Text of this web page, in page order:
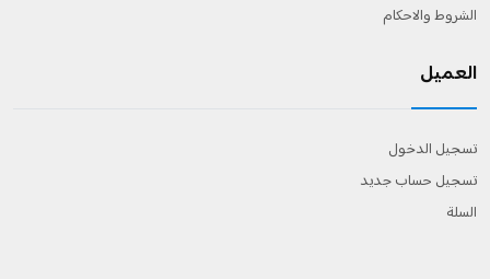
الشروط والاحكام
العميل
تسجيل الدخول
تسجيل حساب جديد
السلة